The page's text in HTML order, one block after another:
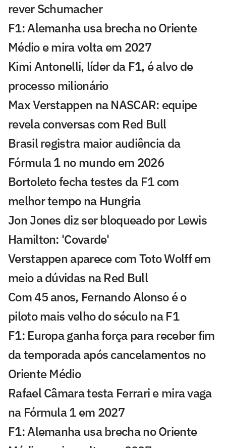
rever Schumacher
F1: Alemanha usa brecha no Oriente
Médio e mira volta em 2027
Kimi Antonelli, líder da F1, é alvo de
processo milionário
Max Verstappen na NASCAR: equipe
revela conversas com Red Bull
Brasil registra maior audiência da
Fórmula 1 no mundo em 2026
Bortoleto fecha testes da F1 com
melhor tempo na Hungria
Jon Jones diz ser bloqueado por Lewis
Hamilton: 'Covarde'
Verstappen aparece com Toto Wolff em
meio a dúvidas na Red Bull
Com 45 anos, Fernando Alonso é o
piloto mais velho do século na F1
F1: Europa ganha força para receber fim
da temporada após cancelamentos no
Oriente Médio
Rafael Câmara testa Ferrari e mira vaga
na Fórmula 1 em 2027
F1: Alemanha usa brecha no Oriente